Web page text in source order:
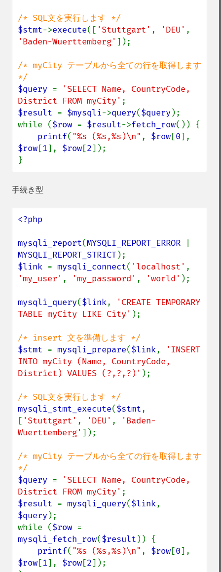
$stmt->execute([ 'Stuttgart' , 'DEU'
'Baden-Wuerttemberg' ]);
/* myCity テーブルから全ての行を取得します
$query =
'SELECT Name, CountryCode,
District FROM myCity'
$result = $mysqli->query($query);
while ($row = $result->fetch_row()) {
printf( "%s (%s,%s)\n" , $row[0
$row[1], $row[2]);
}
手続き型
<?php
mysqli_report(MYSQLI_REPORT_ERROR
MYSQLI_REPORT_STRICT
$link = mysqli_connect( 'localhost'
'my_user' , 'my_password' , 'world' );
mysqli_query($link,
'CREATE TEMPORARY
TABLE myCity LIKE City' );
$stmt = mysqli_prepare($link,
'INSERT
INTO myCity (Name, CountryCode,
District) VALUES (?,?,?)' );
mysqli_stmt_execute($stmt,
[ 'Stuttgart' , 'DEU' ,
'Baden-
Wuerttemberg' ]);
/* myCity テーブルから全ての行を取得します
$query =
'SELECT Name, CountryCode,
District FROM myCity'
$result = mysqli_query($link
$query);
while ($row
mysqli_fetch_row($result )) {
printf( "%s (%s,%s)\n" , $row[0
$row[1], $row[2]);